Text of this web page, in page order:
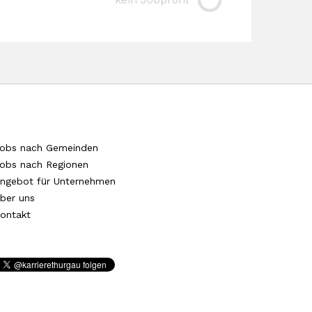
nach Gemeinden
nach Regionen
für Unternehmen
uns